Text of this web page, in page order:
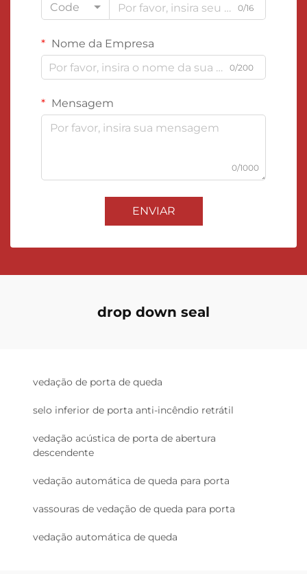
Code
0/16
Nome da Empresa
0/200
Mensagem
0/1000
ENVIAR
drop down seal
vedação de porta de queda
selo inferior de porta anti-incêndio retrátil
vedação acústica de porta de abertura
descendente
vedação automática de queda para porta
vassouras de vedação de queda para porta
vedação automática de queda